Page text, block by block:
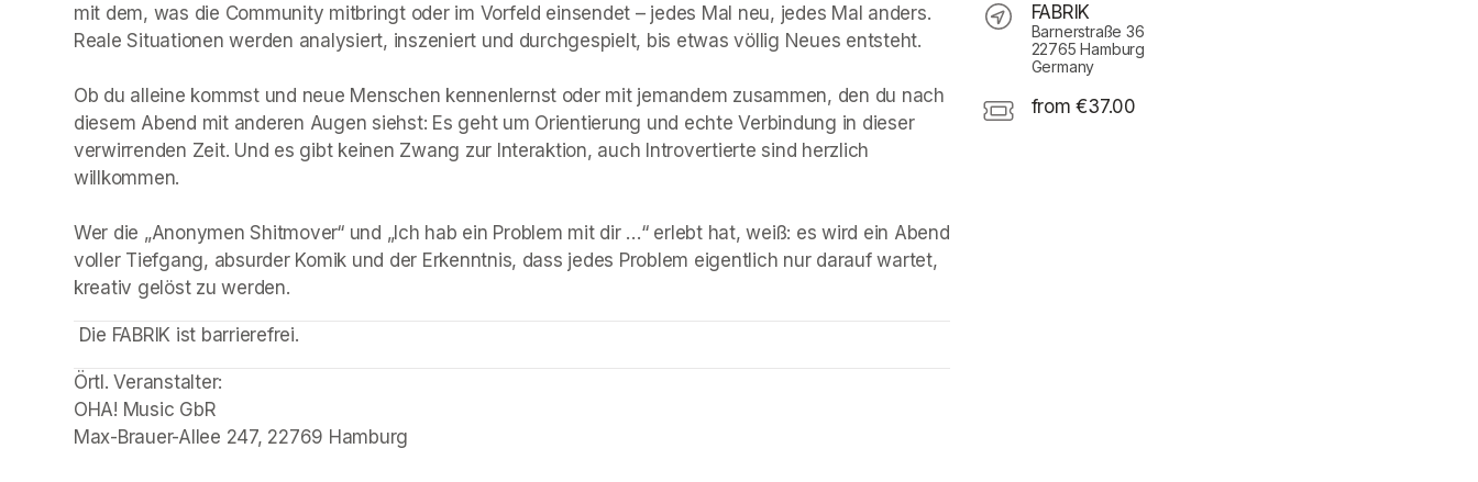
mit dem, was die Community mitbringt oder im Vorfeld einsendet – jedes Mal neu, jedes Mal anders.
Reale Situationen werden analysiert, inszeniert und durchgespielt, bis etwas völlig Neues entsteht.
Ob du alleine kommst und neue Menschen kennenlernst oder mit jemandem zusammen, den du nach
diesem Abend mit anderen Augen siehst: Es geht um Orientierung und echte Verbindung in dieser
verwirrenden Zeit. Und es gibt keinen Zwang zur Interaktion, auch Introvertierte sind herzlich
willkommen.
Wer die „Anonymen Shitmover“ und „Ich hab ein Problem mit dir …“ erlebt hat, weiß: es wird ein Abend
voller Tiefgang, absurder Komik und der Erkenntnis, dass jedes Problem eigentlich nur darauf wartet,
kreativ gelöst zu werden.
(opens in a new tab)
Die FABRIK ist barrierefrei.
Örtl. Veranstalter:
OHA! Music GbR
Max-Brauer-Allee 247, 22769 Hamburg
FABRIK
Barnerstraße 36
22765 Hamburg
Germany
from €37.00